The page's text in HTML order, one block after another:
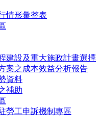
情形彙整表
建設及重大施政計畫選擇
案之成本效益分析報告
資料
補助
勞工申訴機制專區